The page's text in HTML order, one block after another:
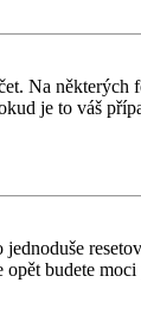
Na
je to váš
opět budete